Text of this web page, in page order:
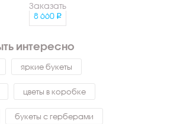
Заказать
8 660
интересно
яркие букеты
цветы в коробке
букеты с герберами